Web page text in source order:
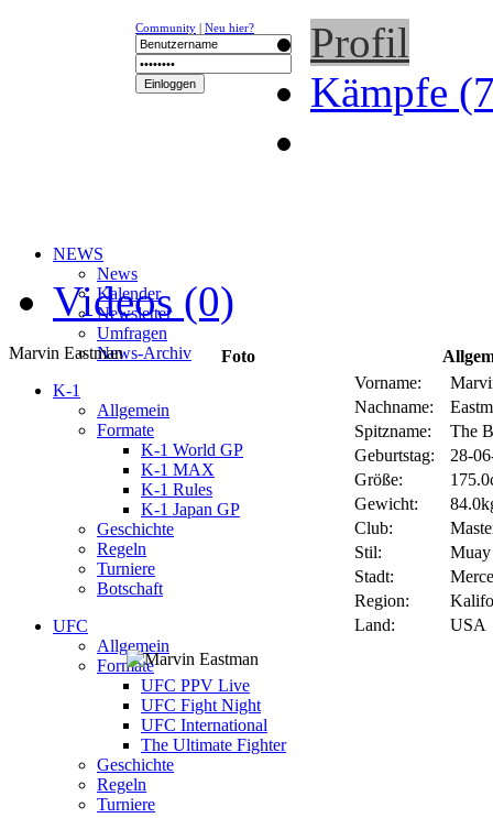
Community | Neu hier?
NEWS
News
Kalender
Newsletter
Umfragen
News-Archiv
K-1
Allgemein
Formate
K-1 World GP
K-1 MAX
K-1 Rules
K-1 Japan GP
Geschichte
Regeln
Turniere
Botschaft
UFC
Allgemein
Formate
UFC PPV Live
UFC Fight Night
UFC International
The Ultimate Fighter
Geschichte
Regeln
Turniere
Profil
Kämpfe
Videos (0)
Marvin Eastman Foto
Vorname:
Nachname:
Spitzname:
The
Geburtstag:
28-
Größe:
Gewicht:
Club:
Stil:
Stadt:
Region:
Land:
USA